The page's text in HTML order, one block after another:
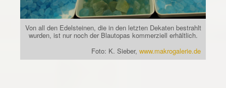
Von all den Edelsteinen, die in den letzten Dekaten bestrahlt
wurden, ist nur noch der Blautopas kommerziell erhältlich.
Foto: K. Sieber, www.makrogalerie.de